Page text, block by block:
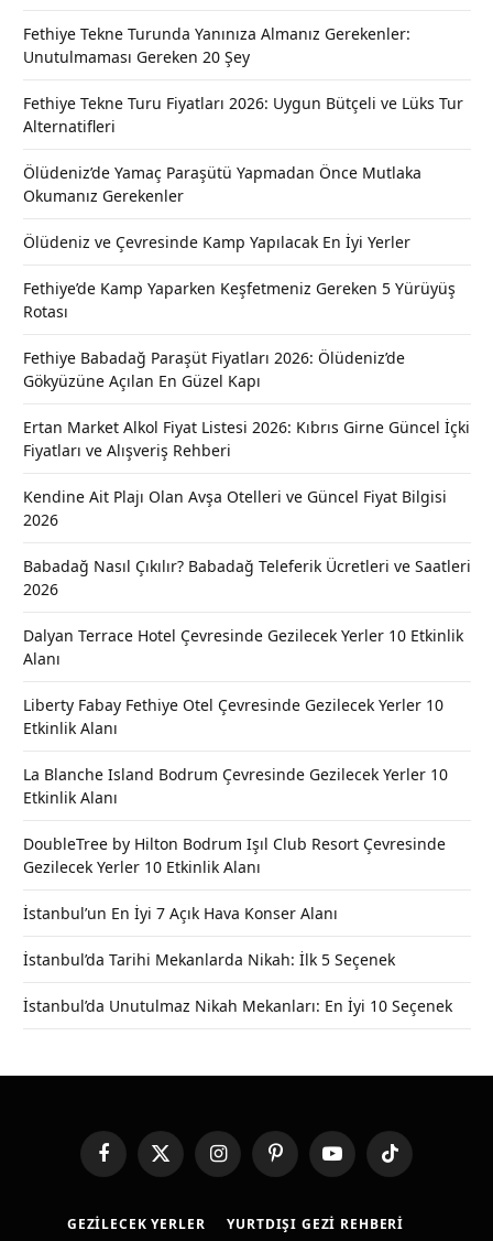
Fethiye Tekne Turunda Yanınıza Almanız Gerekenler:
Unutulmaması Gereken 20 Şey
Fethiye Tekne Turu Fiyatları 2026: Uygun Bütçeli ve Lüks Tur
Alternatifleri
Ölüdeniz’de Yamaç Paraşütü Yapmadan Önce Mutlaka
Okumanız Gerekenler
Ölüdeniz ve Çevresinde Kamp Yapılacak En İyi Yerler
Fethiye’de Kamp Yaparken Keşfetmeniz Gereken 5 Yürüyüş
Rotası
Fethiye Babadağ Paraşüt Fiyatları 2026: Ölüdeniz’de
Gökyüzüne Açılan En Güzel Kapı
Ertan Market Alkol Fiyat Listesi 2026: Kıbrıs Girne Güncel İçki
Fiyatları ve Alışveriş Rehberi
Kendine Ait Plajı Olan Avşa Otelleri ve Güncel Fiyat Bilgisi
2026
Babadağ Nasıl Çıkılır? Babadağ Teleferik Ücretleri ve Saatleri
2026
Dalyan Terrace Hotel Çevresinde Gezilecek Yerler 10 Etkinlik
Alanı
Liberty Fabay Fethiye Otel Çevresinde Gezilecek Yerler 10
Etkinlik Alanı
La Blanche Island Bodrum Çevresinde Gezilecek Yerler 10
Etkinlik Alanı
DoubleTree by Hilton Bodrum Işıl Club Resort Çevresinde
Gezilecek Yerler 10 Etkinlik Alanı
İstanbul’un En İyi 7 Açık Hava Konser Alanı
İstanbul’da Tarihi Mekanlarda Nikah: İlk 5 Seçenek
İstanbul’da Unutulmaz Nikah Mekanları: En İyi 10 Seçenek
FacebookX
(Twitter)
InstagramPinterestYouTubeTikTok
GEZILECEK YERLER YURTDIŞI GEZI REHBERI